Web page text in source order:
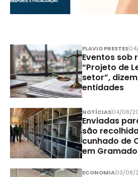
FLAVIO PRESTES
Eventos sob
“Projeto de
setor”,
entidades
NOTÍCIAS04/08/
Enviadas
são
cunhado de
em Gramado
ECONOMIA03/08/